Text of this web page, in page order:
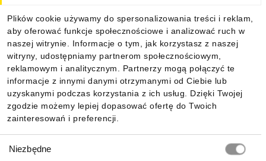
Plików cookie używamy do spersonalizowania treści i reklam,
aby oferować funkcje społecznościowe i analizować ruch w
naszej witrynie. Informacje o tym, jak korzystasz z naszej
witryny, udostępniamy partnerom społecznościowym,
reklamowym i analitycznym. Partnerzy mogą połączyć te
informacje z innymi danymi otrzymanymi od Ciebie lub
uzyskanymi podczas korzystania z ich usług. Dzięki Twojej
zgodzie możemy lepiej dopasować ofertę do Twoich
zainteresowań i preferencji.
zgody
Niezbędne